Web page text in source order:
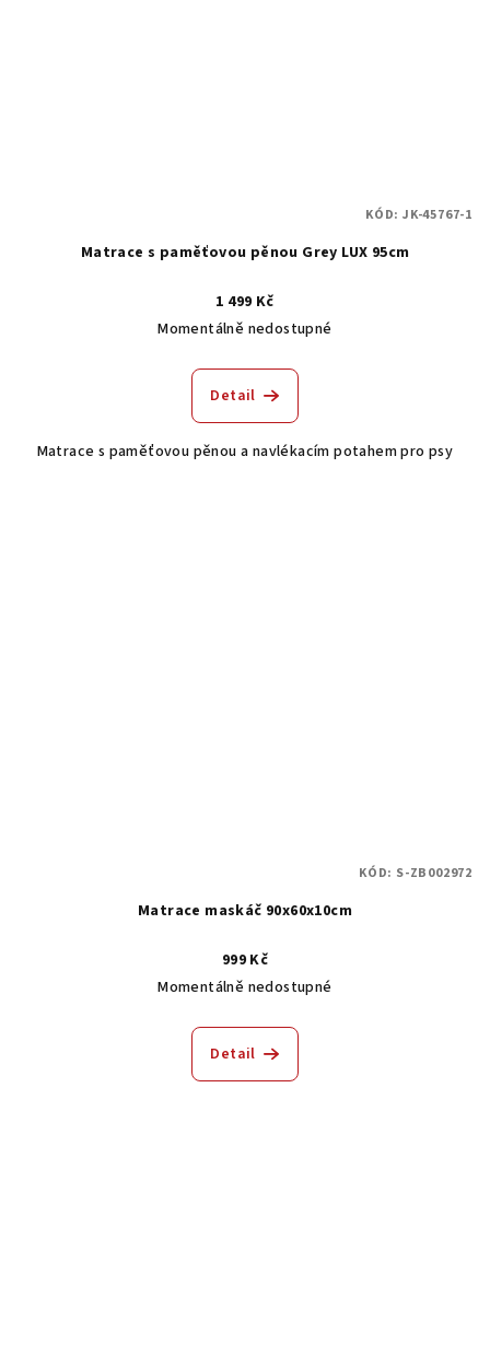
Matrace s paměťovou pěnou Grey LUX 95cm
1 499 Kč
Momentálně nedostupné
Detail
Matrace s paměťovou pěnou a navlékacím potahem pro psy
KÓD: JK-45767-1
Matrace maskáč 90x60x10cm
999 Kč
Momentálně nedostupné
Detail
KÓD: S-ZB002972